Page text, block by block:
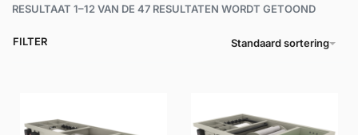
RESULTAAT 1–12 VAN DE 47 RESULTATEN WORDT GETOOND
Standaard sortering
FILTER